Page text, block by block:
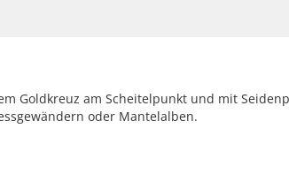
Goldkreuz am Scheitelpunkt und mit
oder Mantelalben.